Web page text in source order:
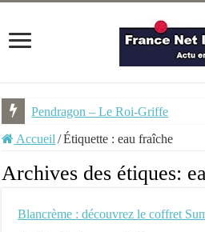
Pendragon – Le Roi-Griffe
Accueil /Étiquette :eau fraîche
Archives des étiques:
Blancrème : découvrez le coffret